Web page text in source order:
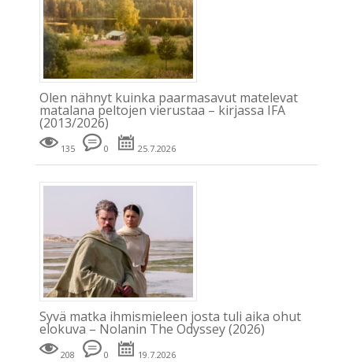
Olen nähnyt kuinka paarmasavut matelevat
matalana peltojen vierustaa – kirjassa IFA
(2013/2026)
135 0 25.7.2026
Syvä matka ihmismieleen josta tuli aika ohut
elokuva – Nolanin The Odyssey (2026)
208 0 19.7.2026